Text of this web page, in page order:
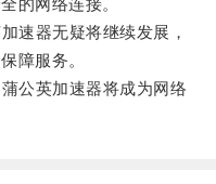
的网络连接。
器无疑将继续发展，
障服务。
公英加速器将成为网络